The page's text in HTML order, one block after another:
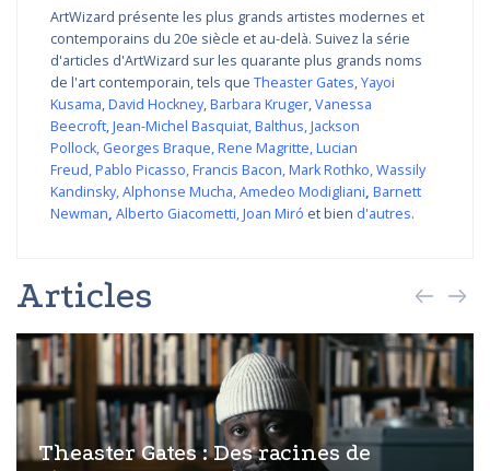
ArtWizard présente les plus grands artistes modernes et
contemporains du 20e siècle et au-delà. Suivez la série
d'articles d'ArtWizard sur les quarante plus grands noms
de l'art contemporain, tels que Theaster Gates,Yayoi
Kusama,David Hockney,Barbara Kruger,Vanessa
Beecroft,Jean-Michel Basquiat,Balthus,Jackson
Pollock, Georges Braque,Rene Magritte,Lucian
Freud,Pablo Picasso,Francis Bacon,Mark Rothko,Wassily
Kandinsky,Alphonse Mucha,Amedeo Modigliani, Barnett
Newman, Alberto Giacometti,Joan Miró et bien d'autres.
Articles
Theaster Gates : Des racines de